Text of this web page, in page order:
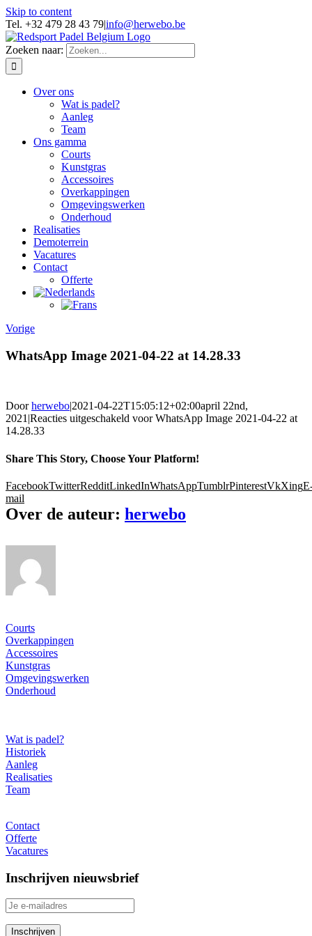
Skip to content
Tel. +32 479 28 43 79|info@herwebo.be
Zoeken naar:
Over ons
Wat is padel?
Aanleg
Team
Ons gamma
Courts
Kunstgras
Accessoires
Overkappingen
Omgevingswerken
Onderhoud
Realisaties
Demoterrein
Vacatures
Contact
Offerte
Vorige
WhatsApp Image 2021-04-22 at 14.28.33
Doorherwebo|2021-04-22T15:05:12+02:00april 22nd,
2021|Reacties uitgeschakeld voor WhatsApp Image 2021-04-22 at
14.28.33
Share This Story, Choose Your Platform!
FacebookTwitterRedditLinkedInWhatsAppTumblrPinterestVkXing
mail
Over de auteur: herwebo
Courts
Overkappingen
Accessoires
Kunstgras
Omgevingswerken
Onderhoud
Wat is padel?
Historiek
Aanleg
Realisaties
Team
Contact
Offerte
Vacatures
Inschrijven nieuwsbrief